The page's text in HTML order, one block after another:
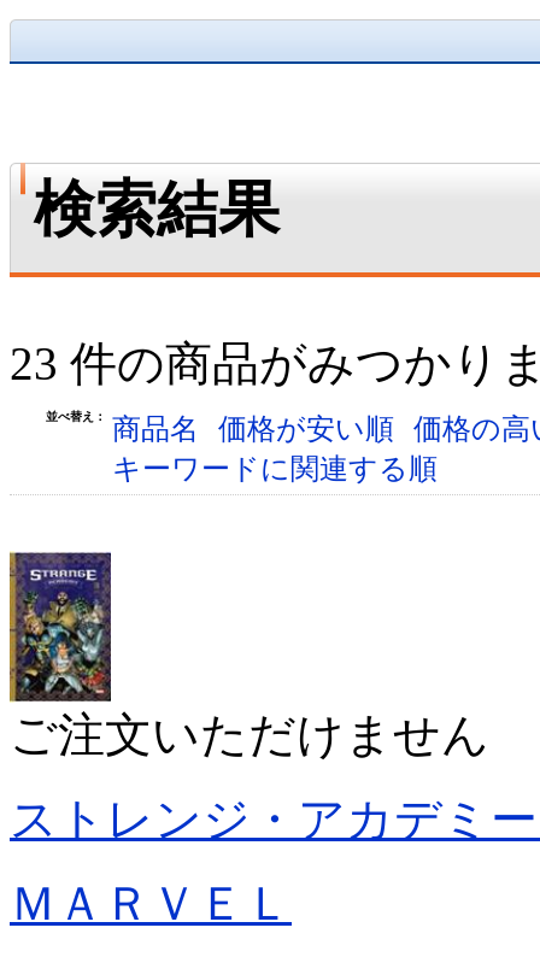
検索結果
23 件の商品がみつかり
並べ替え： 商品名 価格が安い順 価格の
キーワードに関連する順
ご注文いただけません
ストレンジ・アカデミ
ＭＡＲＶＥＬ